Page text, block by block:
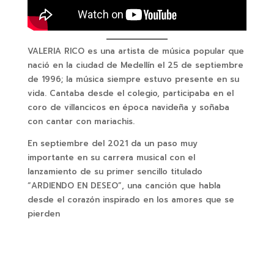
VALERIA RICO es una artista de música popular que
nació en la ciudad de Medellín el 25 de septiembre
de 1996; la música siempre estuvo presente en su
vida. Cantaba desde el colegio, participaba en el
coro de villancicos en época navideña y soñaba
con cantar con mariachis.
En septiembre del 2021 da un paso muy
importante en su carrera musical con el
lanzamiento de su primer sencillo titulado
“ARDIENDO EN DESEO”, una canción que habla
desde el corazón inspirado en los amores que se
pierden